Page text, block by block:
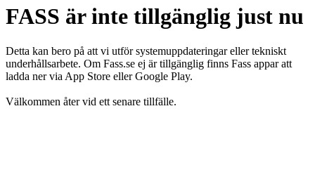
FASS är inte tillgänglig just nu
Detta kan bero på att vi utför systemuppdateringar eller tekniskt
underhållsarbete. Om Fass.se ej är tillgänglig finns Fass appar att
ladda ner via App Store eller Google Play.
Välkommen åter vid ett senare tillfälle.